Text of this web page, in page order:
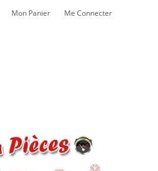
Mon Panier Me Connecter